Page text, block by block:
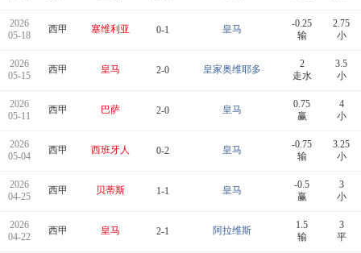
2026
05-18
西甲 塞维利亚 0-1 皇马
-0.25
输
2.75
小
2026
05-15
西甲 皇马 2-0 皇家奥维耶多
2
走水
3.5
小
2026
05-11
西甲 巴萨 2-0 皇马
0.75
赢
4
小
2026
05-04
西甲 西班牙人 0-2 皇马
-0.75
输
3.25
小
2026
04-25
西甲 贝蒂斯 1-1 皇马
-0.5
赢
3
小
2026
04-22
西甲 皇马 2-1 阿拉维斯
1.5
输
3
平